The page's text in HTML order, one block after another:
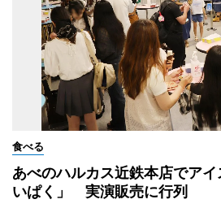
食べる
あべのハルカス近鉄本店でア
いぱく」 実演販売に行列